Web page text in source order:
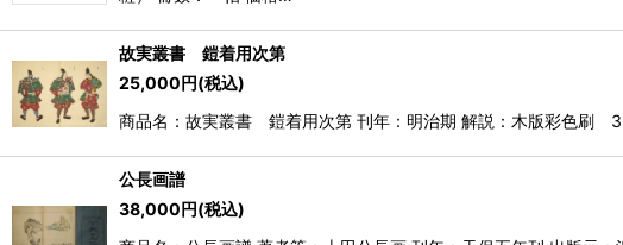
故実叢書 鎧着用次第
25,000円(税込)
商品名：故実叢書 鎧着用次第 刊年：明治期 解説：木版彩色刷
公長画譜
38,000円(税込)